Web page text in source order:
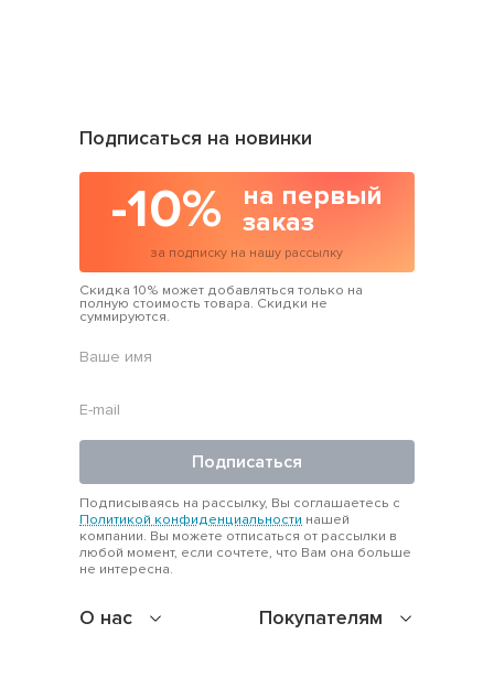
О нас Покупателям
Подписаться на новинки
-10%
на первый
заказ
за подписку на нашу рассылку
Скидка 10% может добавляться только на
полную стоимость товара. Скидки не
суммируются.
Подписаться
Подписываясь на рассылку, Вы соглашаетесь с
Политикой конфиденциальности нашей
компании. Вы можете отписаться от рассылки в
любой момент, если сочтете, что Вам она больше
не интересна.